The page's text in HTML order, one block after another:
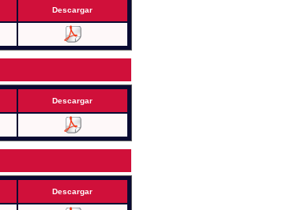
Descargar
Descargar
Descargar